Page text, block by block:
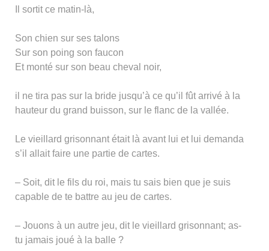
Il sortit ce matin-là,
Son chien sur ses talons
Sur son poing son faucon
Et monté sur son beau cheval noir,
il ne tira pas sur la bride jusqu’à ce qu’il fût arrivé à la
hauteur du grand buisson, sur le flanc de la vallée.
Le vieillard grisonnant était là avant lui et lui demanda
s’il allait faire une partie de cartes.
– Soit, dit le fils du roi, mais tu sais bien que je suis
capable de te battre au jeu de cartes.
– Jouons à un autre jeu, dit le vieillard grisonnant; as-
tu jamais joué à la balle ?